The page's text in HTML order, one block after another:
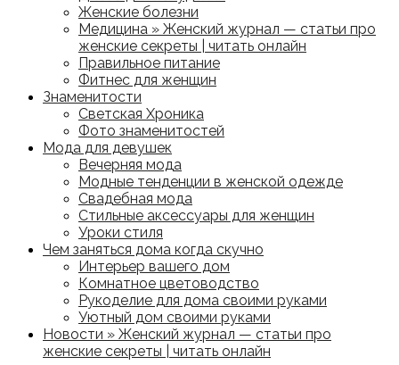
Женские болезни
Медицина » Женский журнал — статьи про
женские секреты | читать онлайн
Правильное питание
Фитнес для женщин
Знаменитости
Светская Хроника
Фото знаменитостей
Мода для девушек
Вечерняя мода
Модные тенденции в женской одежде
Свадебная мода
Стильные аксессуары для женщин
Уроки стиля
Чем заняться дома когда скучно
Интерьер вашего дом
Комнатное цветоводство
Рукоделие для дома своими руками
Уютный дом своими руками
Новости » Женский журнал — статьи про
женские секреты | читать онлайн